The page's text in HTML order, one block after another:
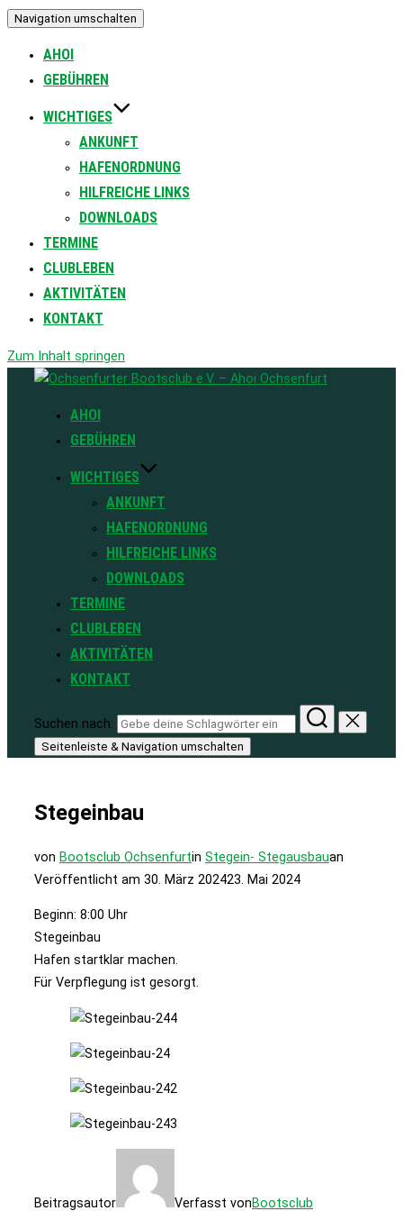
Navigation umschalten
AHOI
GEBÜHREN
WICHTIGES
ANKUNFT
HAFENORDNUNG
HILFREICHE LINKS
DOWNLOADS
TERMINE
CLUBLEBEN
AKTIVITÄTEN
KONTAKT
Zum Inhalt springen
AHOI
GEBÜHREN
WICHTIGES
ANKUNFT
HAFENORDNUNG
HILFREICHE LINKS
DOWNLOADS
TERMINE
CLUBLEBEN
AKTIVITÄTEN
KONTAKT
Suchen nach:
Seitenleiste & Navigation umschalten
Stegeinbau
von Bootsclub Ochsenfurtin Stegein- Stegausbauan
Veröffentlicht am 30. März 202423. Mai 2024
Beginn: 8:00 Uhr
Stegeinbau
Hafen startklar machen.
Für Verpflegung ist gesorgt.
Beitragsautor Verfasst vonBootsclub